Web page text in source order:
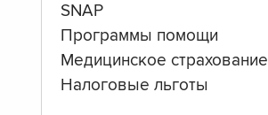
SNAP
Программы помощи
Медицинское страхование
Налоговые льготы